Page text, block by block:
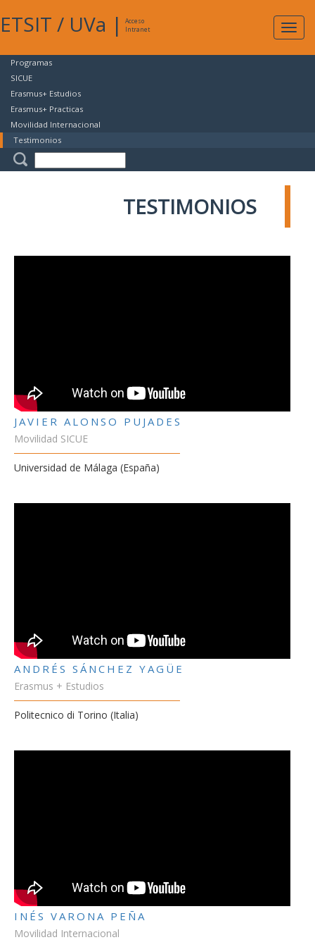
ETSIT / UVa |
Acceso
Intranet
Programas
SICUE
Erasmus+ Estudios
Erasmus+ Practicas
Movilidad Internacional
Testimonios
TESTIMONIOS
JAVIER ALONSO PUJADES
Movilidad SICUE
Universidad de Málaga (España)
ANDRÉS SÁNCHEZ YAGÜE
Erasmus + Estudios
Politecnico di Torino (Italia)
INÉS VARONA PEÑA
Movilidad Internacional